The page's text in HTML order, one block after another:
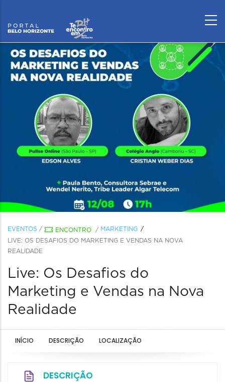
EVENTOS / ENCONTRO / MARKETING
LIVE: OS DESAFIOS DO MARKETING E VENDAS NA NOVA
REALIDADE
Live: Os Desafios do
Marketing e Vendas na Nova
Realidade
INÍCIO DESCRIÇÃO LOCALIZAÇÃO
DESCRIÇÃO